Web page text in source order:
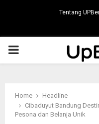
Tentang
PRIMARY
Home
Headline
Cibaduyut Bandung
Pesona dan Belanja Unik